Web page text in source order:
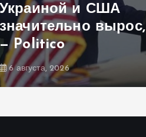
Украиной и США
значительно вырос,
— Politico
6 августа, 2026